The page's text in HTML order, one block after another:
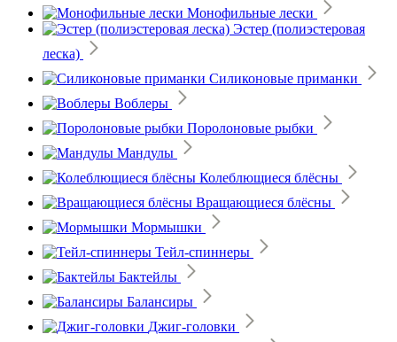
Монофильные лески
Эстер (полиэстеровая
леска)
Силиконовые приманки
Воблеры
Поролоновые рыбки
Мандулы
Колеблющиеся блёсны
Вращающиеся блёсны
Мормышки
Тейл-спиннеры
Бактейлы
Балансиры
Джиг-головки